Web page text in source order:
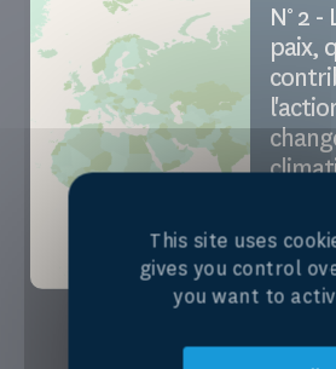
N° 2 -
paix,
This site uses
gives you control
you want to